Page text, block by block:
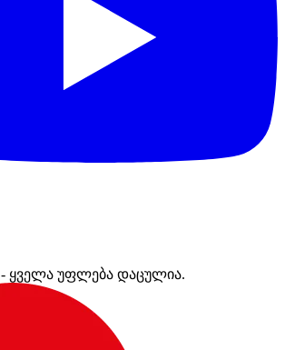
- ყველა უფლება დაცულია.